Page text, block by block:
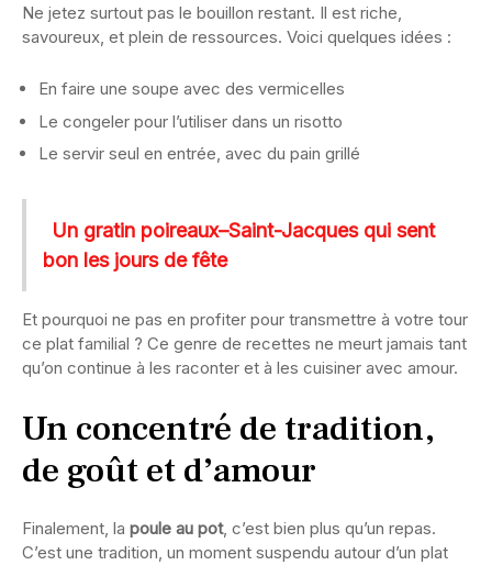
Ne jetez surtout pas le bouillon restant. Il est riche,
savoureux, et plein de ressources. Voici quelques idées :
En faire une soupe avec des vermicelles
Le congeler pour l’utiliser dans un risotto
Le servir seul en entrée, avec du pain grillé
Un gratin poireaux–Saint-Jacques qui sent
bon les jours de fête
Et pourquoi ne pas en profiter pour transmettre à votre tour
ce plat familial ? Ce genre de recettes ne meurt jamais tant
qu’on continue à les raconter et à les cuisiner avec amour.
Un concentré de tradition,
de goût et d’amour
Finalement, la poule au pot, c’est bien plus qu’un repas.
C’est une tradition, un moment suspendu autour d’un plat